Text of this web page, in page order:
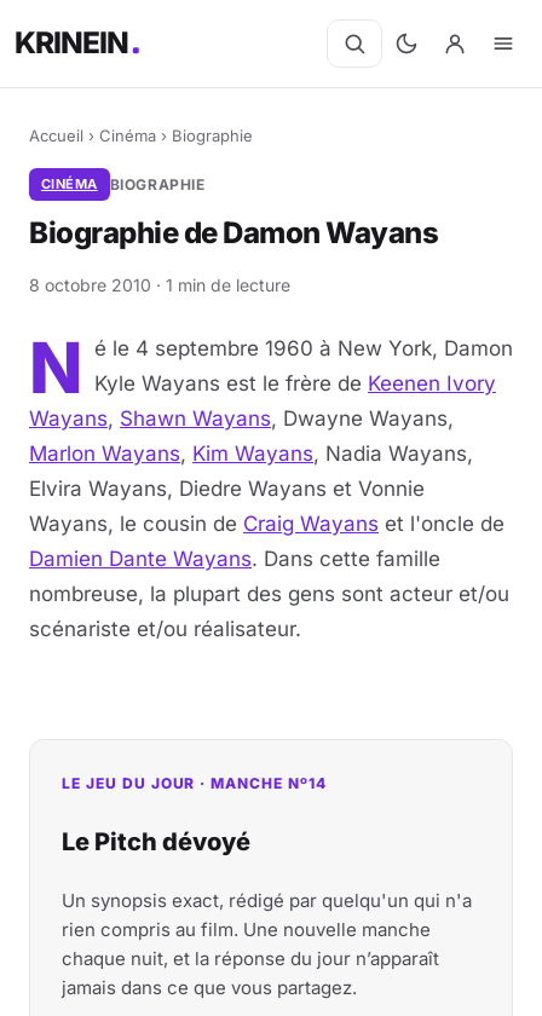
KRINEIN
Accueil › Cinéma › Biographie
CINÉMA BIOGRAPHIE
Biographie de Damon Wayans
8 octobre 2010 · 1 min de lecture
N
é le 4 septembre 1960 à New York, Damon
Kyle Wayans est le frère de Keenen Ivory
Wayans, Shawn Wayans, Dwayne Wayans,
Marlon Wayans, Kim Wayans, Nadia Wayans,
Elvira Wayans, Diedre Wayans et Vonnie
Wayans, le cousin de Craig Wayans et l'oncle de
Damien Dante Wayans. Dans cette famille
nombreuse, la plupart des gens sont acteur et/ou
scénariste et/ou réalisateur.
LE JEU DU JOUR · MANCHE Nº14
Le Pitch dévoyé
Un synopsis exact, rédigé par quelqu'un qui n'a
rien compris au film. Une nouvelle manche
chaque nuit, et la réponse du jour n’apparaît
jamais dans ce que vous partagez.